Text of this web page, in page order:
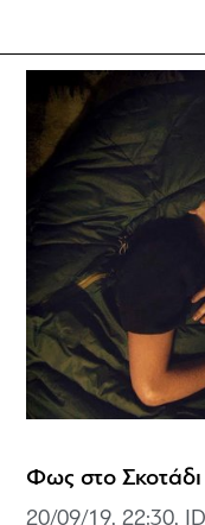
Φως στο
20/09/19, 22:30,